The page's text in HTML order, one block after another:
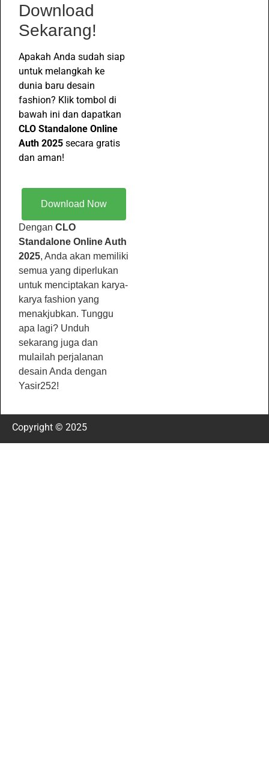
Download
Sekarang!
Apakah Anda sudah siap
untuk melangkah ke
dunia baru desain
fashion? Klik tombol di
bawah ini dan dapatkan
CLO Standalone Online
Auth 2025 secara gratis
dan aman!
Download Now
Dengan CLO
Standalone Online Auth
2025, Anda akan memiliki
semua yang diperlukan
untuk menciptakan karya-
karya fashion yang
menakjubkan. Tunggu
apa lagi? Unduh
sekarang juga dan
mulailah perjalanan
desain Anda dengan
Yasir252!
Copyright © 2025